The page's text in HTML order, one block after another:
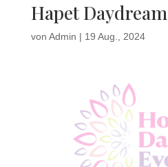
Hapet Daydream
von Admin | 19 Aug., 2024